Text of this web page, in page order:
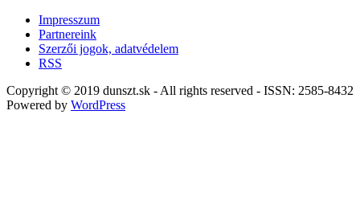
Impresszum
Partnereink
Szerzői jogok, adatvédelem
RSS
Copyright © 2019 dunszt.sk - All rights reserved - ISSN: 2585-8432
Powered by WordPress